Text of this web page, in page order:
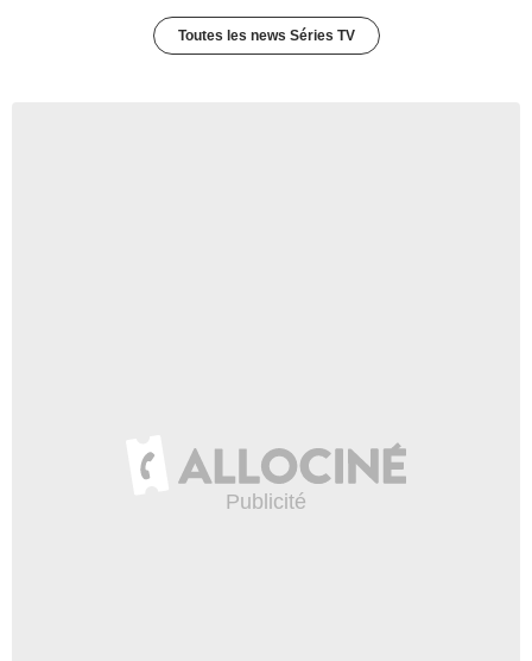
Toutes les news Séries TV